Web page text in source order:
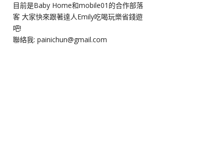
目前是Baby Home和mobile01的合作部落
客 大家快來跟著達人Emily吃喝玩樂省錢遊
吧!
聯絡我: painichun@gmail.com